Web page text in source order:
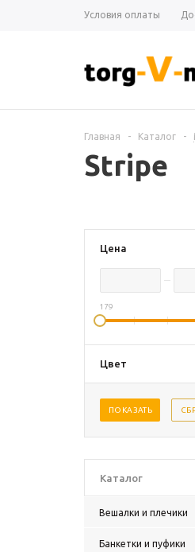
Условия оплаты
Главная - Каталог -
Stripe
Цена
179
Цвет
ПОКАЗАТЬ
Каталог
Вешалки и плечики
Банкетки и пуфики